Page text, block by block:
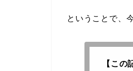
ということで、
【この